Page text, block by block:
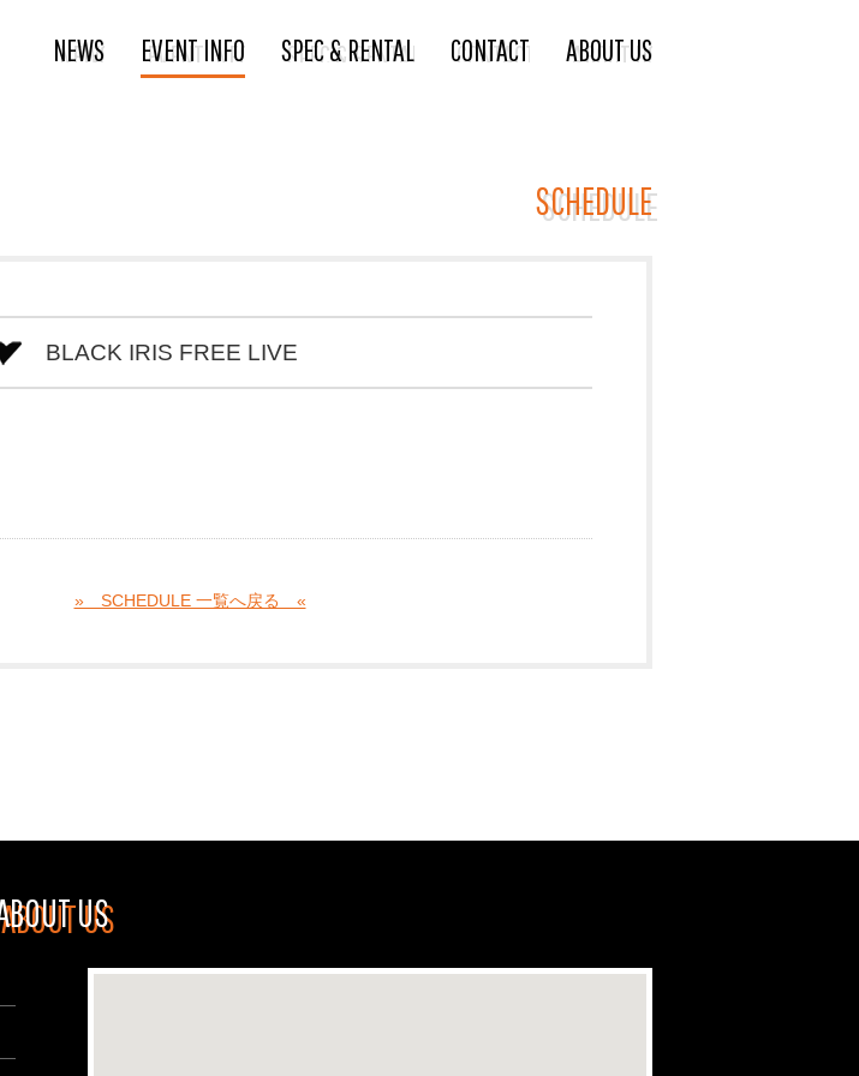
NEWS EVENT INFO SPEC & RENTAL CONTACT ABOUT US
SCHEDULE
BLACK IRIS FREE LIVE
» SCHEDULE 一覧へ戻る «
US